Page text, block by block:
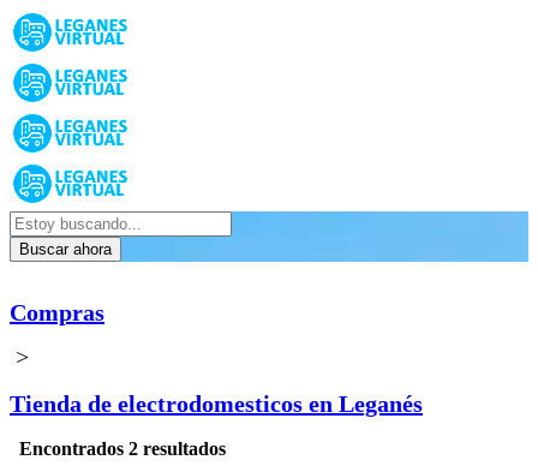
Buscar ahora
Compras
>
Tienda de electrodomesticos en Leganés
Encontrados 2 resultados